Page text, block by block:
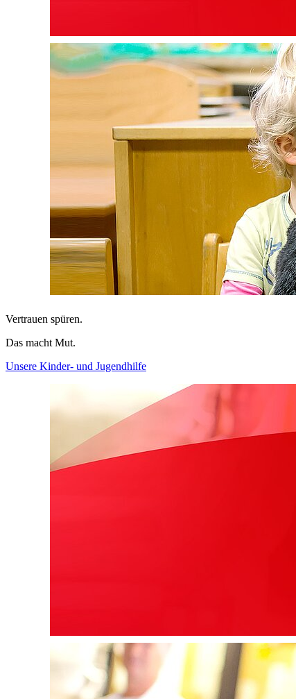
Vertrauen spüren.
Das macht Mut.
Unsere Kinder- und Jugendhilfe